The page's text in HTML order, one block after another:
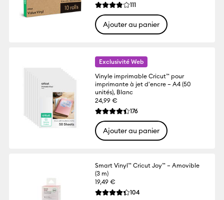
La note moyenne de ce produit est 3.8
111
Ajouter au panier
Exclusivité Web
Vinyle imprimable Cricut™ pour
imprimante à jet d'encre – A4 (50
unités), Blanc
24,99 €
La note moyenne de ce produit est 4.4
176Reviews
Ajouter au panier
Smart Vinyl™ Cricut Joy™ – Amovible
(3 m)
19,49 €
La note moyenne de ce produit est 4.3
104